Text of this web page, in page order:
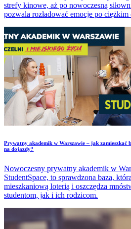
strefy kinowe, aż po nowoczesną
pozwala rozładować emocje po
​Prywatny akademik w Warszawie – jak zamieszkać
na dojazdy?
Nowoczesny prywatny akademik w
StudentSpace, to sprawdzona baza,
mieszkaniową loterią i oszczędza
studentom, jak i ich rodzicom.